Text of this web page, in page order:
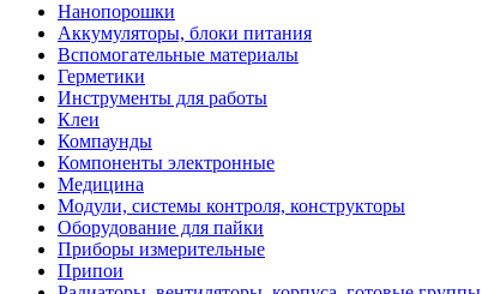
Нанопорошки
Аккумуляторы, блоки питания
Вспомогательные материалы
Герметики
Инструменты для работы
Клеи
Компаунды
Компоненты электронные
Медицина
Модули, системы контроля, конструкторы
Оборудование для пайки
Приборы измерительные
Припои